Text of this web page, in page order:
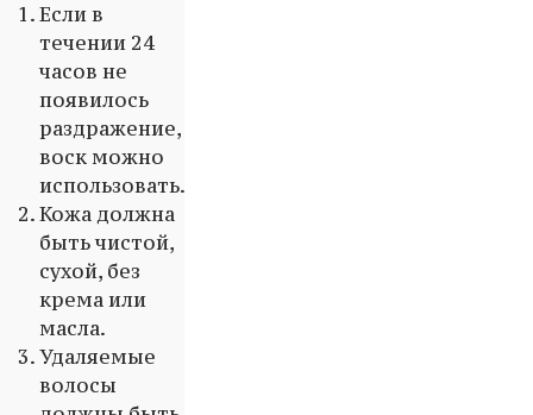
Если в
течении 24
часов не
появилось
раздражение,
воск можно
использовать.
Кожа должна
быть чистой,
сухой, без
крема или
масла.
Удаляемые
волосы